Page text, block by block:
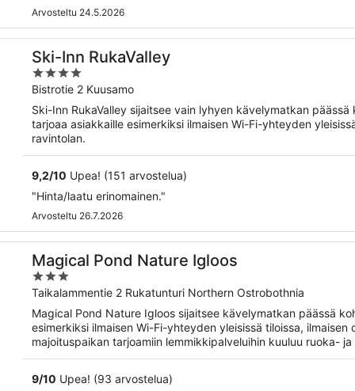
Arvosteltu 24.5.2026
Ski-Inn RukaValley
4
out
of
5
Bistrotie 2 Kuusamo
Ski-Inn RukaValley sijaitsee vain lyhyen kävelymatkan
tarjoaa asiakkaille esimerkiksi ilmaisen Wi-Fi-yhteyden
ravintolan.
9,2/10 Upea! (151 arvostelua)
"Hinta/laatu erinomainen."
Arvosteltu 26.7.2026
Magical Pond Nature Igloos
3
out
of
5
Taikalammentie 2 Rukatunturi Northern Ostrobothnia
Magical Pond Nature Igloos sijaitsee kävelymatkan päässä
esimerkiksi ilmaisen Wi-Fi-yhteyden yleisissä tiloissa,
majoituspaikan tarjoamiin lemmikkipalveluihin kuuluu ruoka-
9/10 Upea! (93 arvostelua)